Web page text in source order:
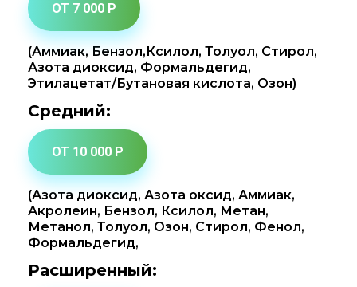
ОТ 7 000 Р
(Аммиак, Бензол,Ксилол, Толуол, Стирол,
Азота диоксид, Формальдегид,
Этилацетат/Бутановая кислота, Озон)
Средний:
ОТ 10 000 Р
(Азота диоксид, Азота оксид, Аммиак,
Акролеин, Бензол, Ксилол, Метан,
Метанол, Толуол, Озон, Стирол, Фенол,
Формальдегид,
Расширенный: